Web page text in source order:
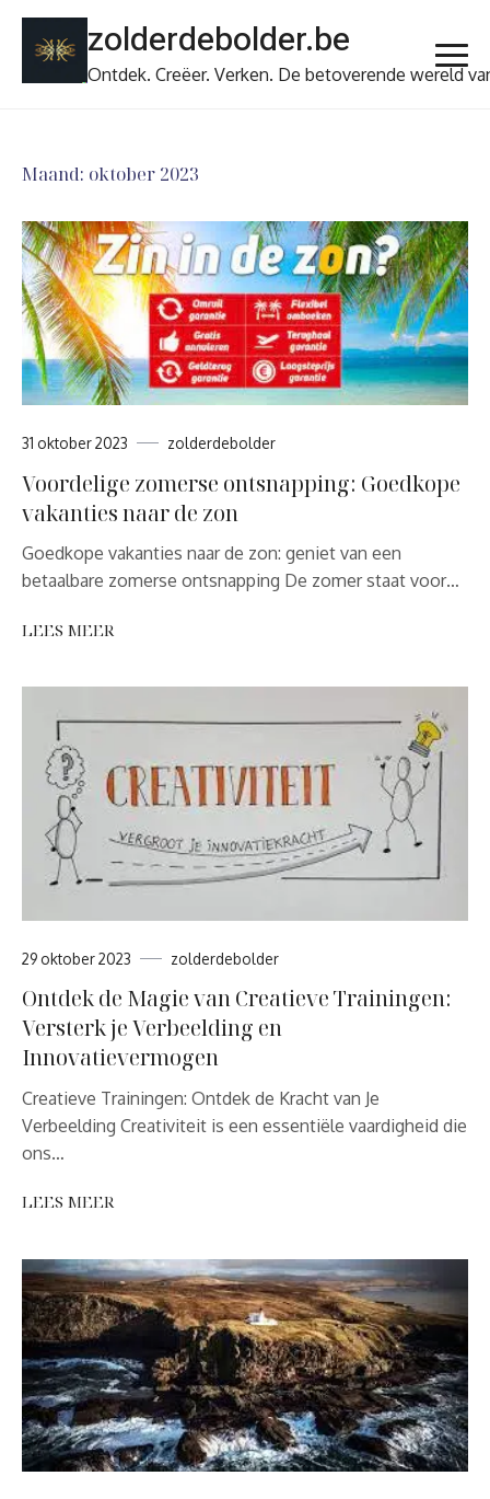
zolderdebolder.be
Ontdek. Creëer. Verken. De betoverende wereld
Maand: oktober 2023
31 oktober 2023 zolderdebolder
Voordelige zomerse ontsnapping: Goedkope
vakanties naar de zon
Goedkope vakanties naar de zon: geniet van een
betaalbare zomerse ontsnapping De zomer staat voor…
LEES MEER
29 oktober 2023 zolderdebolder
Ontdek de Magie van Creatieve Trainingen:
Versterk je Verbeelding en
Innovatievermogen
Creatieve Trainingen: Ontdek de Kracht van Je
Verbeelding Creativiteit is een essentiële vaardigheid die
ons…
LEES MEER